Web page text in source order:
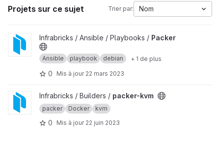
Projets sur ce sujet Trier par: Nom
Afficher le projet Packer
Infrabricks / Ansible / Playbooks / Packer
Ansible playbook debian + 1 de plus
0 Mis à jour 22 mars 2023
Afficher le projet packer-kvm
Infrabricks / Builders / packer-kvm
packer Docker kvm
0 Mis à jour 22 juin 2023